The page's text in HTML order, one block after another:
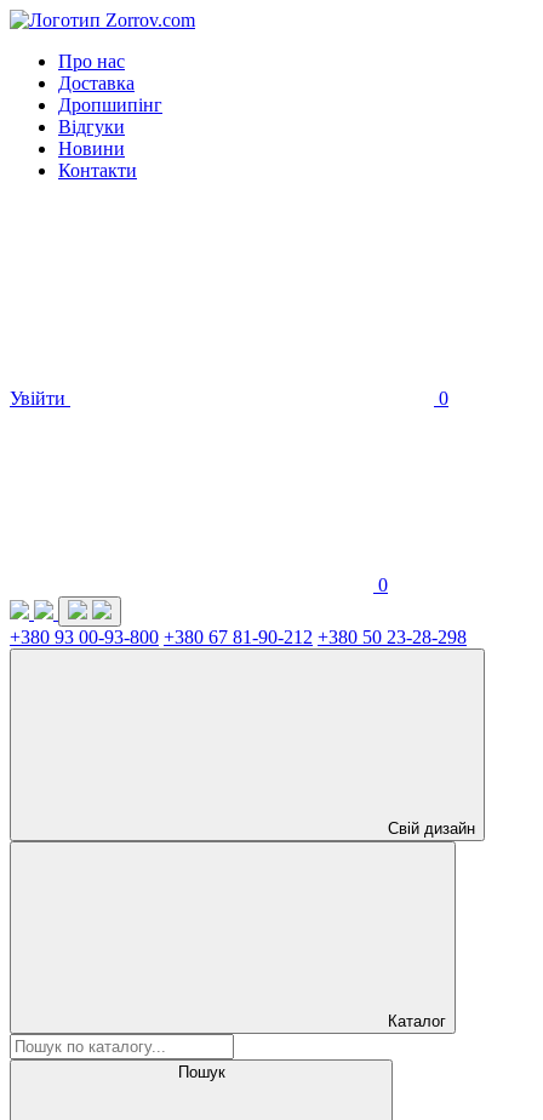
Про нас
Доставка
Дропшипінг
Відгуки
Новини
Контакти
Увійти 0
0
+380 93 00-93-800 +380 67 81-90-212 +380 50 23-28-298
Свій дизайн
Каталог
Пошук